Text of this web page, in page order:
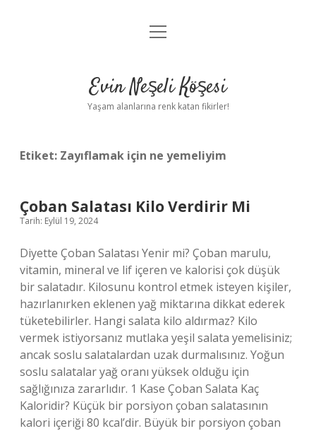
Anasayfa
Yasal Uyarı
menüyü
Evin Neşeli Köşesi
Yaşam alanlarına renk katan fikirler!
Etiket: Zayıflamak için ne yemeliyim
Çoban Salatası Kilo Verdirir Mi
Tarih: Eylül 19, 2024
Diyette Çoban Salatası Yenir mi? Çoban marulu,
vitamin, mineral ve lif içeren ve kalorisi çok düşük
bir salatadır. Kilosunu kontrol etmek isteyen kişiler,
hazırlanırken eklenen yağ miktarına dikkat ederek
tüketebilirler. Hangi salata kilo aldırmaz? Kilo
vermek istiyorsanız mutlaka yeşil salata yemelisiniz;
ancak soslu salatalardan uzak durmalısınız. Yoğun
soslu salatalar yağ oranı yüksek olduğu için
sağlığınıza zararlıdır. 1 Kase Çoban Salata Kaç
Kaloridir? Küçük bir porsiyon çoban salatasının
kalori içeriği 80 kcal’dir. Büyük bir porsiyon çoban